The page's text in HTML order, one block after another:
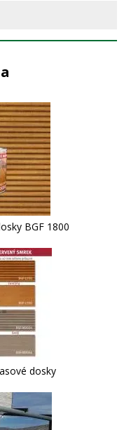
BGF 1800
dosky